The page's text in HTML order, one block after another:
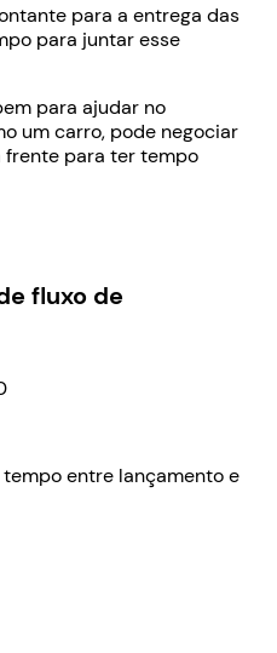
para a entrega das
para juntar esse
para ajudar no
um carro, pode negociar
frente para ter tempo
fluxo de
entre lançamento e